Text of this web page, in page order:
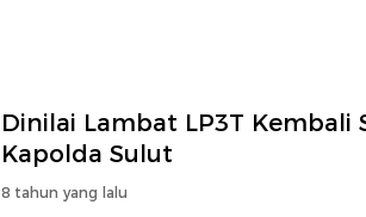
Dinilai Lambat LP3T Kembali
Kapolda Sulut
8 tahun yang lalu